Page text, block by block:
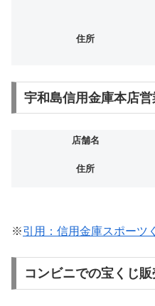
住所
宇和島信用金庫本店営
店舗名
住所
※引用：信用金庫スポーツ
コンビニでの宝くじ